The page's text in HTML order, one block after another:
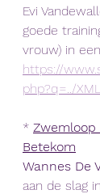
Evi
goede
vrouw) in
https://
php?q=../
* Zwemloop
Betekom
Wannes De
aan de slag